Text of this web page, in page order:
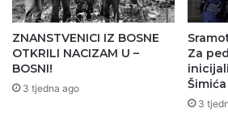
ZNANSTVENICI IZ BOSNE
OTKRILI NACIZAM U –
BOSNI!
3 tjedna ago
Za
3